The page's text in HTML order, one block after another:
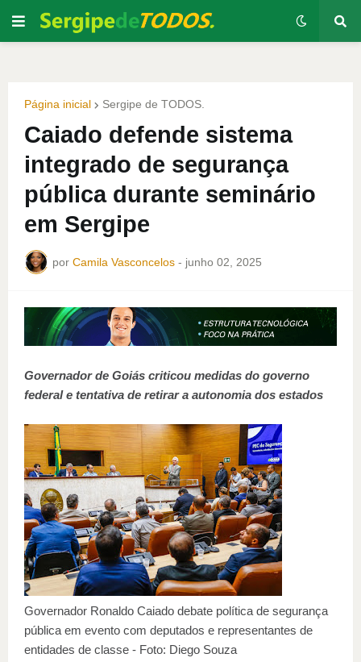
Página inicial Sergipe de TODOS.
Caiado defende sistema
integrado de segurança
pública durante seminário
em Sergipe
por Camila Vasconcelos - junho 02, 2025
Governador de Goiás criticou medidas do governo
federal e tentativa de retirar a autonomia dos estados
Governador Ronaldo Caiado debate política de segurança
pública em evento com deputados e representantes de
entidades de classe - Foto: Diego Souza